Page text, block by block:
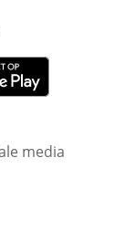
venster
media